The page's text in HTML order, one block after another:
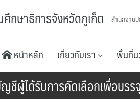
กษาธิการจังหวัดภูเก็ต สำนักงาน
หน้าหลัก เกี่ยวกับเรา พื้นที่น
ชีผู้ได้รับการคัดเลือกเพื่อบ